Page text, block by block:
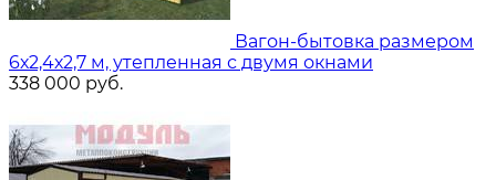
Вагон-бытовка размером
6х2,4х2,7 м, утепленная с двумя окнами
338 000 руб.